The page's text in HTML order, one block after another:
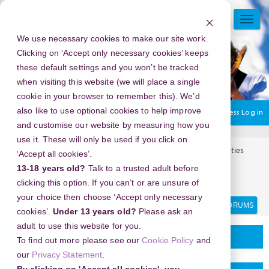
We use necessary cookies to make our site work.
Clicking on ‘Accept only necessary cookies’ keeps
these default settings and you won’t be tracked
when visiting this website (we will place a single
cookie in your browser to remember this). We’d
also like to use optional cookies to help improve
and customise our website by measuring how you
use it. These will only be used if you click on
‘Accept all cookies’.
13-18 years old? Talk to a trusted adult before
clicking this option. If you can’t or are unsure of
your choice then choose ‘Accept only necessary
cookies’. Under 13 years old? Please ask an
adult to use this website for you.
To find out more please see ourCookie Policy and
our Privacy Statement
Skip
content
You are currently using guest access Log in
Home Arts Award Forums
Regional events and opportunities
Regional events and opportunities
Snaptik Bisa Unduh Lagu dari TikTok, Ini Cara Lengkapnya
Search
Search
forums
Regional events and opportunities